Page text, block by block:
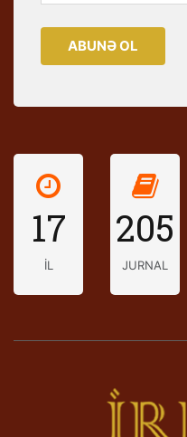
ABUNƏ OL
17
İL
205
JURNAL